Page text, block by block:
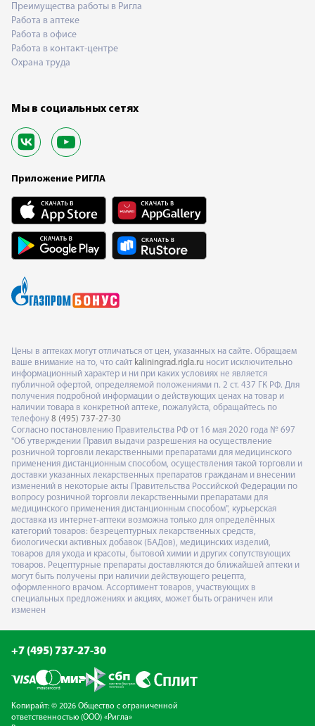
Преимущества работы в Ригла
Работа в аптеке
Работа в офисе
Работа в контакт-центре
Охрана труда
Мы в социальных сетях
Приложение РИГЛА
Цены в аптеках могут отличаться от цен, указанных на сайте. Обращаем
ваше внимание на то, что сайт kaliningrad.rigla.ru носит исключительно
информационный характер и ни при каких условиях не является
публичной офертой, определяемой положениями п. 2 ст. 437 ГК РФ. Для
получения подробной информации о действующих ценах на товар и
наличии товара в конкретной аптеке, пожалуйста, обращайтесь по
телефону 8 (495) 737-27-30
Согласно постановлению Правительства РФ от 16 мая 2020 года № 697
"Об утверждении Правил выдачи разрешения на осуществление
розничной торговли лекарственными препаратами для медицинского
применения дистанционным способом, осуществления такой торговли и
доставки указанных лекарственных препаратов гражданам и внесении
изменений в некоторые акты Правительства Российской Федерации по
вопросу розничной торговли лекарственными препаратами для
медицинского применения дистанционным способом", курьерская
доставка из интернет-аптеки возможна только для определённых
категорий товаров: безрецептурных лекарственных средств,
биологически активных добавок (БАДов), медицинских изделий,
товаров для ухода и красоты, бытовой химии и других сопутствующих
товаров. Рецептурные препараты доставляются до ближайшей аптеки и
могут быть получены при наличии действующего рецепта,
оформленного врачом. Ассортимент товаров, участвующих в
специальных предложениях и акциях, может быть ограничен или
изменен
+7 (495) 737-27-30
Копирайт: © 2026 Общество с ограниченной
ответственностью (ООО) «Ригла»